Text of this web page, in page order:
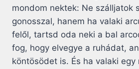
mondom nektek: Ne szálljatok
gonosszal, hanem ha valaki
felől, tartsd oda neki a bal
fog, hogy elvegye a ruhádat,
köntösödet is. És ha valaki